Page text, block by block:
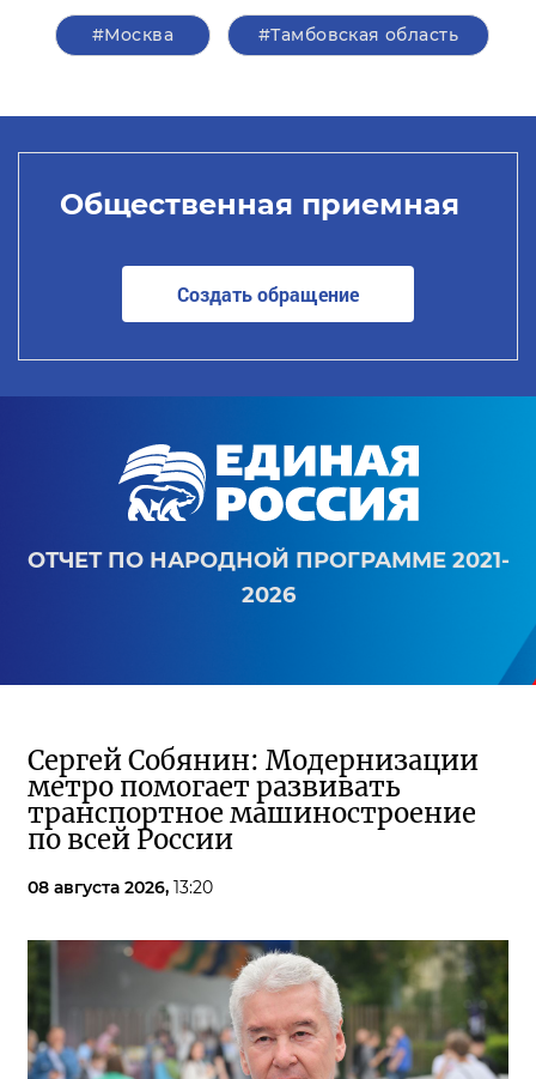
#Москва #Тамбовская область
Общественная приемная
Создать обращение
ОТЧЕТ ПО НАРОДНОЙ ПРОГРАММЕ 2021-
2026
Сергей Собянин: Модернизации
метро помогает развивать
транспортное машиностроение
по всей России
08 августа 2026, 13:20